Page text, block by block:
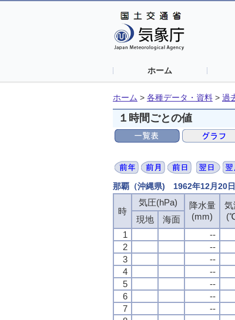
ホーム
ホーム > 各種データ・資料 > 過
１時間ごとの値
那覇（沖縄県) 1962年12月20
時
気圧(hPa)
降水量
(mm)
気
現地 海面
1
--
2
--
3
--
4
--
5
--
6
--
7
--